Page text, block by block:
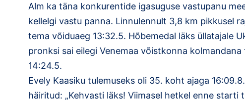
Alm ka täna konkurentide igasuguse vastupanu
kellelgi vastu panna. Linnulennult 3,8 km pikkusel
tema võiduaeg 13:32.5. Hõbemedal läks üllatajale
pronksi sai eilegi Venemaa võistkonna
14:24.5.
Evely Kaasiku tulemuseks oli 35. koht ajaga
häiritud: „Kehvasti läks! Viimasel hetkel enne starti